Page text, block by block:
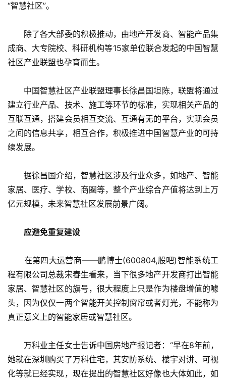
“智慧社区”。
除了各大部委的积极推动，由地产开发商、智能产品集
成商、大专院校、科研机构等15家单位联合发起的中国智慧
社区产业联盟也孕育而生。
中国智慧社区产业联盟理事长徐昌国坦陈，联盟将通过
建立行业产品、技术、施工等环节的标准，实现相关产品的
互联互通，搭建会员相互交流、互通有无的平台，实现会员
之间的信息共享，相互合作，积极推进中国智慧产业的可持
续发展。
据徐昌国介绍，智慧社区涉及行业众多，如地产、智能
家居、医疗、学校、商圈等，整个产业综合产值将达到上万
亿元规模，未来智慧社区发展前景广阔。
应避免重复建设
在第四大运营商——鹏博士(600804,股吧)智能系统工
程有限公司总裁宋春生看来，当下很多地产开发商打出智能
家居、智慧社区的旗号，很大程度上只是作为楼盘增值的噱
头，因为仅仅一两个智能开关控制窗帘或者灯光，不能称为
真正意义上的智能家居或智慧社区。
万科业主任女士告诉中国房地产报记者：“早在8年前，
她就在深圳购买了万科住宅，其安防系统、楼宇对讲、可视
化等就已经实现，现在提出的智慧社区好像也大体如此，如